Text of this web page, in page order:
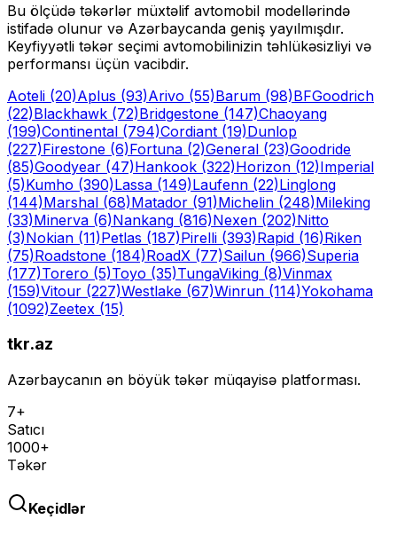
Bu ölçüdə təkərlər müxtəlif avtomobil modellərində
istifadə olunur və Azərbaycanda geniş yayılmışdır.
Keyfiyyətli təkər seçimi avtomobilinizin təhlükəsizliyi və
performansı üçün vacibdir.
Aoteli (20)Aplus (93)Arivo (55)Barum (98)BFGoodrich
(22)Blackhawk (72)Bridgestone (147)Chaoyang
(199)Continental (794)Cordiant (19)Dunlop
(227)Firestone (6)Fortuna (2)General (23)Goodride
(85)Goodyear (47)Hankook (322)Horizon (12)Imperial
(5)Kumho (390)Lassa (149)Laufenn (22)Linglong
(144)Marshal (68)Matador (91)Michelin (248)Mileking
(33)Minerva (6)Nankang (816)Nexen (202)Nitto
(3)Nokian (11)Petlas (187)Pirelli (393)Rapid (16)Riken
(75)Roadstone (184)RoadX (77)Sailun (966)Superia
(177)Torero (5)Toyo (35)TungaViking (8)Vinmax
(159)Vitour (227)Westlake (67)Winrun (114)Yokohama
(1092)Zeetex (15)
tkr.az
Azərbaycanın ən böyük təkər müqayisə platforması.
7+
Satıcı
1000+
Təkər
Keçidlər